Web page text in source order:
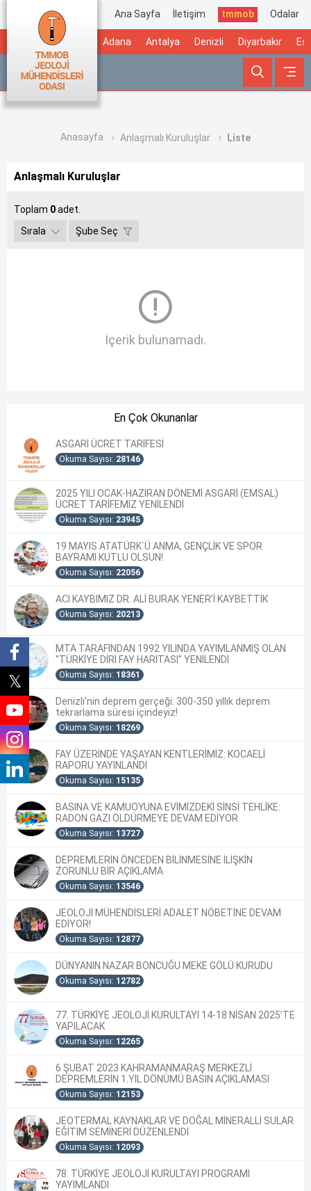
Ana Sayfa İletişim tmmob Odalar
Adana Antalya Denizli Diyarbakır
Anasayfa Anlaşmalı Kuruluşlar Liste
Anlaşmalı Kuruluşlar
Toplam 0adet.
Sırala
Şube Seç
İçerik bulunamadı.
En Çok Okunanlar
ASGARİ ÜCRET TARİFESİ
Okuma Sayısı: 28146
2025 YILI OCAK-HAZİRAN DÖNEMİ ASGARİ (EMSAL)
ÜCRET TARİFEMİZ YENİLENDİ
Okuma Sayısı: 23945
19 MAYIS ATATÜRK`Ü ANMA, GENÇLİK VE SPOR
BAYRAMI KUTLU OLSUN!
Okuma Sayısı: 22056
ACI KAYBIMIZ DR. ALİ BURAK YENER’İ KAYBETTİK
Okuma Sayısı: 20213
MTA TARAFINDAN 1992 YILINDA YAYIMLANMIŞ OLAN
"TÜRKİYE DİRİ FAY HARİTASI" YENİLENDİ
Okuma Sayısı: 18361
Denizli’nin deprem gerçeği: 300-350 yıllık deprem
tekrarlama süresi içindeyiz!
Okuma Sayısı: 18269
FAY ÜZERİNDE YAŞAYAN KENTLERİMİZ: KOCAELİ
RAPORU YAYINLANDI
Okuma Sayısı: 15135
BASINA VE KAMUOYUNA EVİMİZDEKİ SİNSİ TEHLİKE:
RADON GAZI ÖLDÜRMEYE DEVAM EDİYOR
Okuma Sayısı: 13727
DEPREMLERİN ÖNCEDEN BİLİNMESİNE İLİŞKİN
ZORUNLU BİR AÇIKLAMA
Okuma Sayısı: 13546
JEOLOJİ MÜHENDİSLERİ ADALET NÖBETİNE DEVAM
EDİYOR!
Okuma Sayısı: 12877
DÜNYANIN NAZAR BONCUĞU MEKE GÖLÜ KURUDU
Okuma Sayısı: 12782
77. TÜRKİYE JEOLOJİ KURULTAYI 14-18 NİSAN 2025’TE
YAPILACAK
Okuma Sayısı: 12265
6 ŞUBAT 2023 KAHRAMANMARAŞ MERKEZLİ
DEPREMLERİN 1.YIL DÖNÜMÜ BASIN AÇIKLAMASI
Okuma Sayısı: 12153
JEOTERMAL KAYNAKLAR VE DOĞAL MİNERALLİ SULAR
EĞİTİM SEMİNERİ DÜZENLENDİ
Okuma Sayısı: 12093
78. TÜRKİYE JEOLOJİ KURULTAYI PROGRAMI
YAYIMLANDI